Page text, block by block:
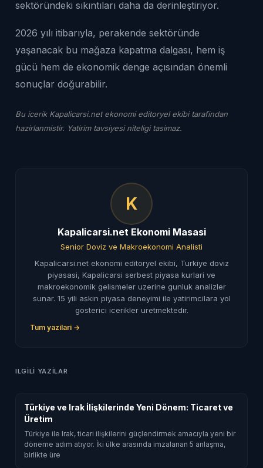
sektöründeki sıkıntıları daha da derinleştiriyor.
2026 yılı itibarıyla, perakende sektöründe
yaşanacak bu mağaza kapatma dalgası, hem iş
gücü hem de ekonomik denge açısından önemli
sonuçlar doğurabilir.
Bu icerik Kapalicarsi.net ekonomi editoryel ekibi tarafindan
hazirlanmistir. Yatirim tavsiyesi niteligi tasimaz.
K
Kapalicarsi.net Ekonomi Masasi
Senior Doviz ve Makroekonomi Analisti
Kapalicarsi.net ekonomi editoryel ekibi, Turkiye doviz
piyasasi, Kapalicarsi serbest piyasa kurlari ve
makroekonomik gelismeler uzerine gunluk analizler
sunar. 15 yili askin piyasa deneyimi ile yatirimcilara yol
gosterici icerikler uretmektedir.
Tum yazilari →
ILGILI YAZILAR
Türkiye ve Irak İlişkilerinde Yeni Dönem: Ticaret ve
Üretim
Türkiye ile Irak, ticari ilişkilerini güçlendirmek amacıyla yeni bir
döneme adım atıyor. İki ülke arasında imzalanan 5 anlaşma,
birlikte üre